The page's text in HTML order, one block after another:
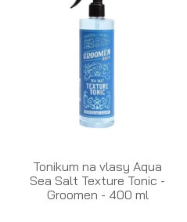
Tonikum na vlasy Aqua
Sea Salt Texture Tonic -
Groomen - 400 ml